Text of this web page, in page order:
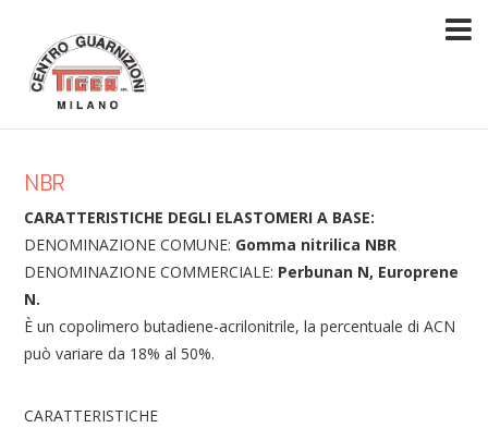
NBR
CARATTERISTICHE DEGLI ELASTOMERI A BASE:
DENOMINAZIONE COMUNE: Gomma nitrilica NBR
DENOMINAZIONE COMMERCIALE: Perbunan N, Europrene
N.
È un copolimero butadiene-acrilonitrile, la percentuale di ACN
può variare da 18% al 50%.
CARATTERISTICHE